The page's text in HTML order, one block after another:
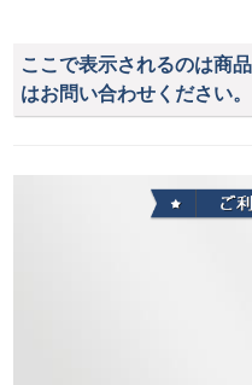
ここで表示されるのは商
はお問い合わせください。